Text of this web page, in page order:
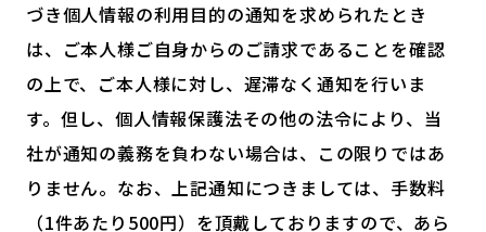
づき個人情報の利用目的の通知を求められたとき
は、ご本人様ご自身からのご請求であることを確認
の上で、ご本人様に対し、遅滞なく通知を行いま
す。但し、個人情報保護法その他の法令により、当
社が通知の義務を負わない場合は、この限りではあ
りません。なお、上記通知につきましては、手数料
（1件あたり500円）を頂戴しておりますので、あら